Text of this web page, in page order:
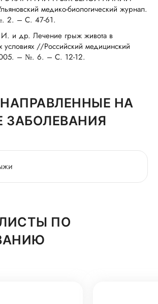
медико-биологический журнал.
2. – С. 47-61.
и др. Лечение грыж живота в
условиях //Российский медицинский
– №. 6. – С. 12-12.
НА
ЗАБОЛЕВАНИЯ
ПО